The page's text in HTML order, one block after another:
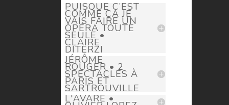
PUISQUE C’EST
COMME ÇA JE
VAIS FAIRE UN
OPÉRA TOUTE
SEULE •
CLAIRE
DITERZI
JÉRÔME
ROUGER • 2
SPECTACLES À
PARIS ET
SARTROUVILLE
L'AVARE •